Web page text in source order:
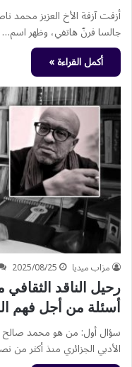
جالسا فرنّ هاتفي، وظهر اسم…
أكمل القراءة »
مزاب ميديا 2025/08/25
رحيل الناقد
أسئلة من أجل فهم
سؤال أول: من هو محمد صالح
الأدبي الجزائري منذ أكثر